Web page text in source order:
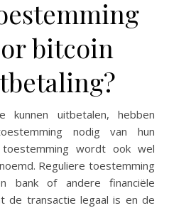
bitcoin
uitbetalen, hebben
nodig van hun
toestemming wordt ook wel
Reguliere toestemming
bank of andere financiële
de transactie legaal is en de